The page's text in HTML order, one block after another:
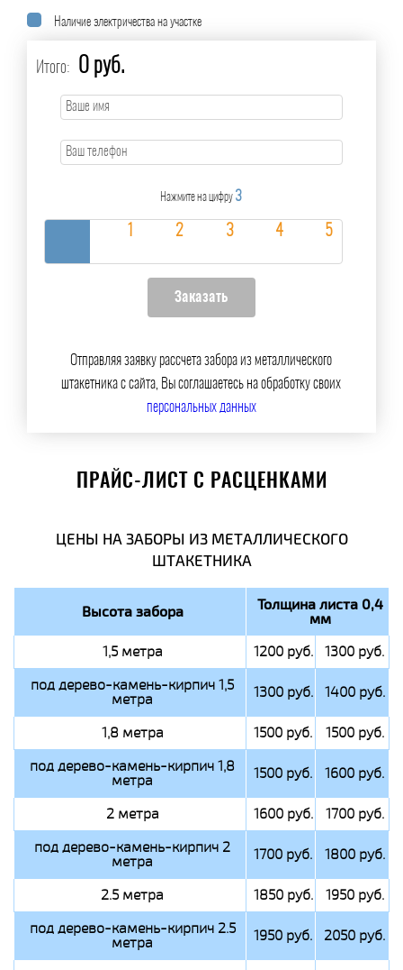
Наличие электричества на участке
Итого: 0 руб.
Нажмите на цифру 3
Отправляя заявку рассчета забора из металлического
штакетника с сайта, Вы соглашаетесь на обработку своих
персональных данных
ПРАЙС-ЛИСТ С РАСЦЕНКАМИ
ЦЕНЫ НА ЗАБОРЫ ИЗ МЕТАЛЛИЧЕСКОГО
ШТАКЕТНИКА
Высота забора Толщина листа 0,4
мм
1,5 метра 1200 руб.
1300 руб.
под дерево-камень-кирпич 1,5
метра 1300 руб. 1400 руб.
1,8 метра 1500 руб.
1500 руб.
под дерево-камень-кирпич 1,8
метра 1500 руб. 1600 руб.
2 метра 1600 руб.
1700 руб.
под дерево-камень-кирпич 2
метра 1700 руб. 1800 руб.
2.5 метра 1850 руб.
1950 руб.
под дерево-камень-кирпич 2.5
метра 1950 руб. 2050 руб.